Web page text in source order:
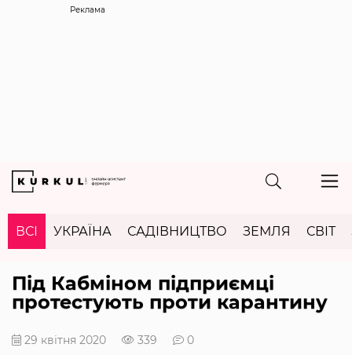
Реклама
ВСІ УКРАЇНА САДІВНИЦТВО ЗЕМЛЯ СВІТ
Під Кабміном підприємці
протестують проти карантину
29 квітня 2020 339 0